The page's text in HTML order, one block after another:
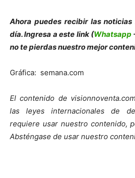
Ahora puedes recibir las
día. Ingresa a este link (Whatsapp
no te pierdas nuestro mejor
Gráfica: semana.com
El contenido de
las leyes internacionales de
requiere usar nuestro contenido,
Absténgase de usar nuestro